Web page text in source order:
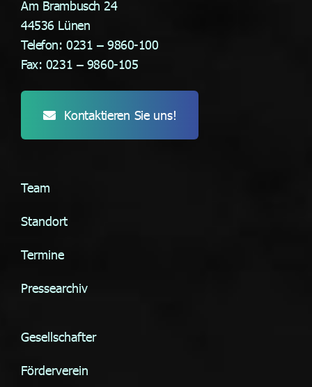
Am Brambusch 24
44536 Lünen
Telefon: 0231 – 9860-100
Fax: 0231 – 9860-105
Kontaktieren Sie uns!
Team
Standort
Termine
Pressearchiv
Gesellschafter
Förderverein